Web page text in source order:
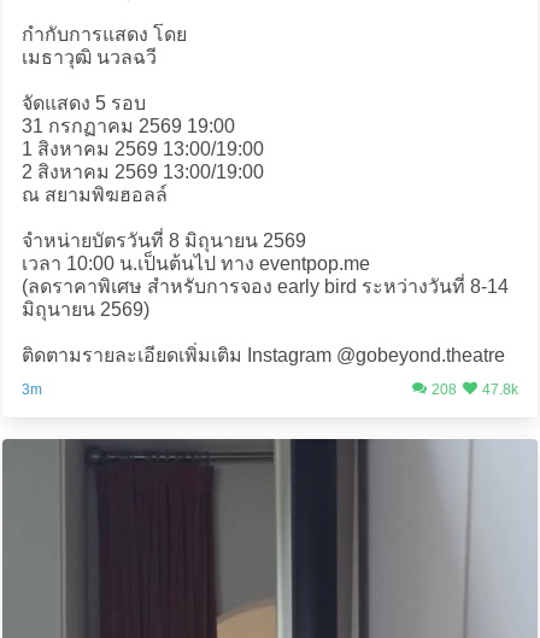
กำกับการแสดง โดย
เมธาวุฒิ นวลฉวี
จัดแสดง 5 รอบ
31 กรกฏาคม 2569 19:00
1 สิงหาคม 2569 13:00/19:00
2 สิงหาคม 2569 13:00/19:00
ณ สยามพิฆฮอลล์
จำหน่ายบัตรวันที่ 8 มิถุนายน 2569
เวลา 10:00 น.​เป็นต้นไป ทาง eventpop.me
(ลดราคาพิเศษ สำหรับการจอง early bird ระหว่างวันที่ 8-14
มิถุนายน 2569)
ติดตามรายละเอียดเพิ่มเติม Instagram @gobeyond.theatre
3m 208 47.8k